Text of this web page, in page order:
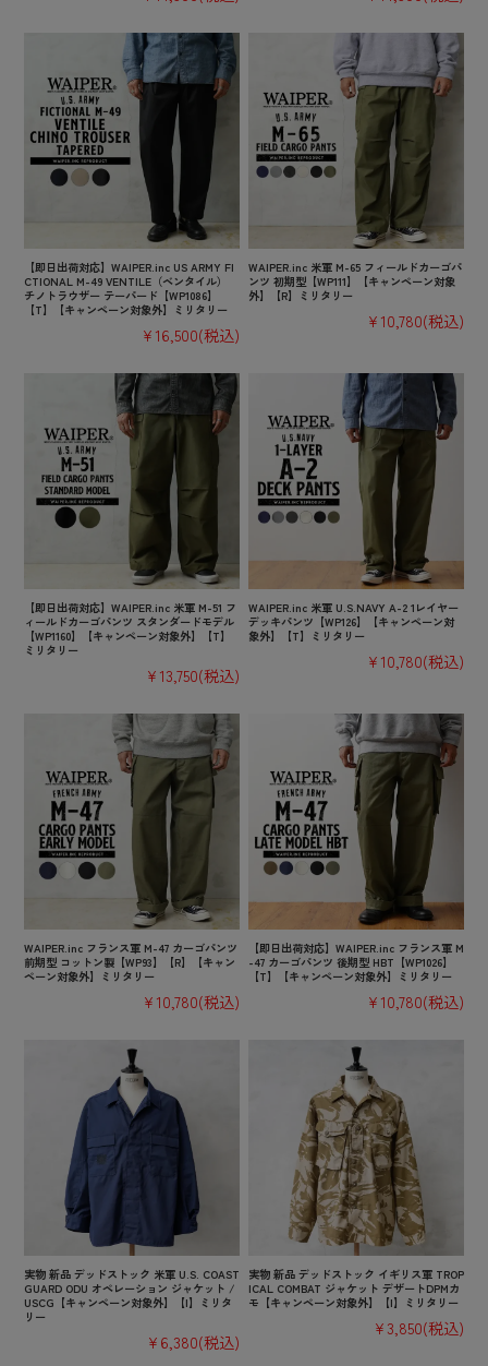
【即日出荷対応】WAIPER.inc US ARMY FI
CTIONAL M-49 VENTILE（ベンタイル）
チノトラウザー テーパード【WP1086】
【T】【キャンペーン対象外】ミリタリー
¥16,500(税込)
WAIPER.inc 米軍 M-65 フィールドカーゴパ
ンツ 初期型【WP111】【キャンペーン対象
外】【R】ミリタリー
¥10,780(税込)
【即日出荷対応】WAIPER.inc 米軍 M-51 フ
ィールドカーゴパンツ スタンダードモデル
【WP1160】【キャンペーン対象外】【T】
ミリタリー
¥13,750(税込)
WAIPER.inc 米軍 U.S.NAVY A-2 1レイヤー
デッキパンツ【WP126】【キャンペーン対
象外】【T】ミリタリー
¥10,780(税込)
WAIPER.inc フランス軍 M-47 カーゴパンツ
前期型 コットン製【WP93】【R】【キャン
ペーン対象外】ミリタリー
¥10,780(税込)
【即日出荷対応】WAIPER.inc フランス軍 M
-47 カーゴパンツ 後期型 HBT【WP1026】
【T】【キャンペーン対象外】ミリタリー
¥10,780(税込)
実物 新品 デッドストック 米軍 U.S. COAST
GUARD ODU オペレーション ジャケット /
USCG【キャンペーン対象外】【I】ミリタ
リー
¥6,380(税込)
実物 新品 デッドストック イギリス軍 TROP
ICAL COMBAT ジャケット デザートDPMカ
モ【キャンペーン対象外】【I】ミリタリー
¥3,850(税込)